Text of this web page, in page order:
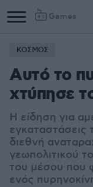
Games
1
2
ΚΟΣΜΟΣ
Αυτό το
χτύπησε
Η είδηση για
εγκαταστάσεις
διεθνή
γεωπολιτικού
του μέσου που
ενός